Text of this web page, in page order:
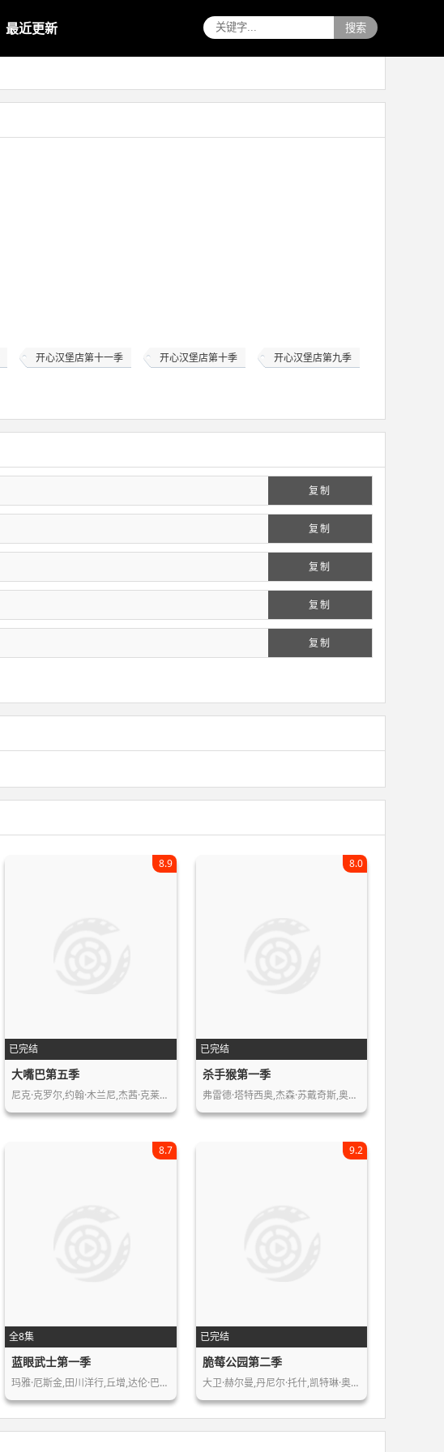
搜索
最近更新
开心汉堡店第十一季 开心汉堡店第十季 开心汉堡店第九季
复制
复制
复制
复制
复制
已完结
8.9
大嘴巴第五季
尼克·克罗尔,约翰·木兰尼,杰茜·克莱…
已完结
8.0
杀手猴第一季
弗雷德·塔特西奥,杰森·苏戴奇斯,奥利…
全8集
8.7
蓝眼武士第一季
玛雅·厄斯金,田川洋行,丘增,达伦·巴…
已完结
9.2
脆莓公园第二季
大卫·赫尔曼,丹尼尔·托什,凯特琳·奥…